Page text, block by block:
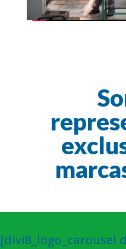
[divi8_logo_carousel